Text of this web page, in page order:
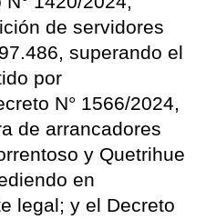
de servidores
superando el
por
N° 1566/2024,
de arrancadores
y Quetrihue
en
legal; y el Decreto